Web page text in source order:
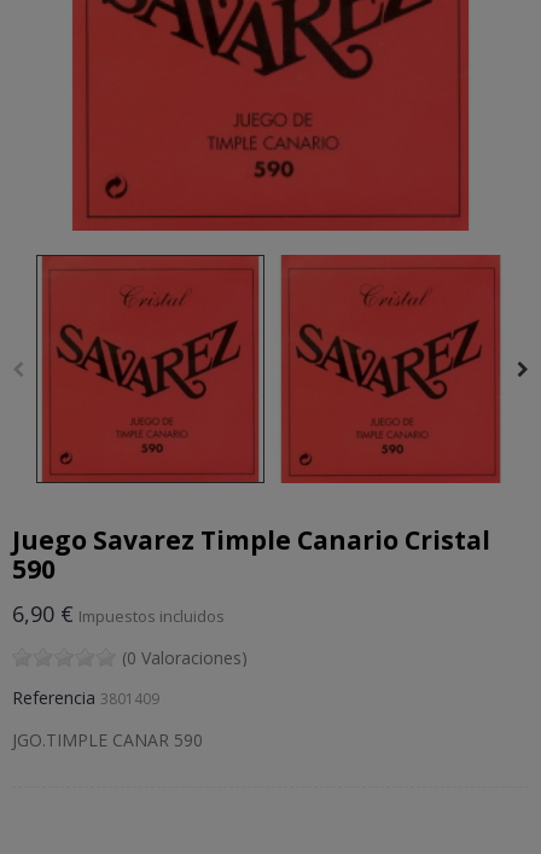
Juego Savarez Timple Canario Cristal
590
6,90 € Impuestos incluidos
(0 Valoraciones)
Referencia 3801409
JGO.TIMPLE CANAR 590